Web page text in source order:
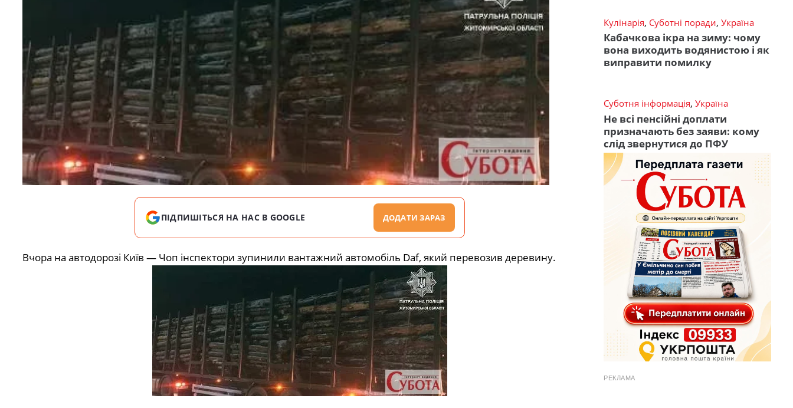
ПІДПИШІТЬСЯ НА НАС В GOOGLE ДОДАТИ ЗАРАЗ
Вчора на автодорозі Київ — Чоп інспектори зупинили вантажний автомобіль Daf, який перевозив деревину.
Кулінарія, Суботні поради, Україна
Кабачкова ікра на зиму: чому
вона виходить водянистою і як
виправити помилку
Суботня інформація, Україна
Не всі пенсійні доплати
призначають без заяви: кому
слід звернутися до ПФУ
РЕКЛАМА